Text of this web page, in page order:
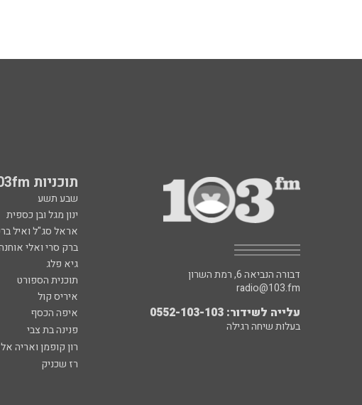
תוכניות 103fm
שבע תשע
ינון מגל ובן כספית
אראל סג"ל ואיל
ברק סרי ואלי
גיא פלג
תוכנית הספורט
איריס קול
איפה הכסף
פנינה בת צבי
רון קופמן ואריה
רז שכניק
דבורה הנביאה 6, רמת השרון
radio@103.fm
עלייה לשידור: 0552-103-103
בעלות שיחה רגילה